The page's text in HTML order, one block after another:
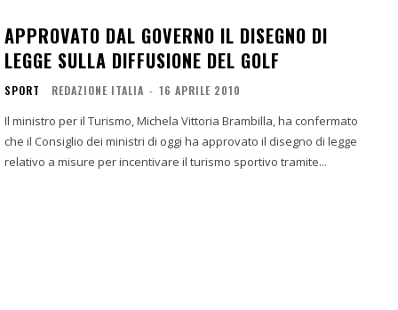
APPROVATO DAL GOVERNO IL DISEGNO DI
LEGGE SULLA DIFFUSIONE DEL GOLF
SPORT REDAZIONE ITALIA - 16 APRILE 2010
Il ministro per il Turismo, Michela Vittoria Brambilla, ha confermato
che il Consiglio dei ministri di oggi ha approvato il disegno di legge
relativo a misure per incentivare il turismo sportivo tramite...